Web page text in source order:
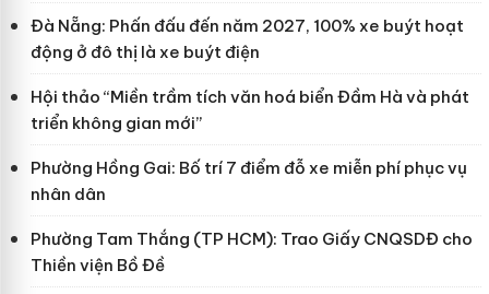
Đà Nẵng: Phấn đấu đến năm 2027, 100% xe buýt hoạt
động ở đô thị là xe buýt điện
Hội thảo “Miền trầm tích văn hoá biển Đầm Hà và phát
triển không gian mới”
Phường Hồng Gai: Bố trí 7 điểm đỗ xe miễn phí phục vụ
nhân dân
Phường Tam Thắng (TP HCM): Trao Giấy CNQSDĐ cho
Thiền viện Bồ Đề